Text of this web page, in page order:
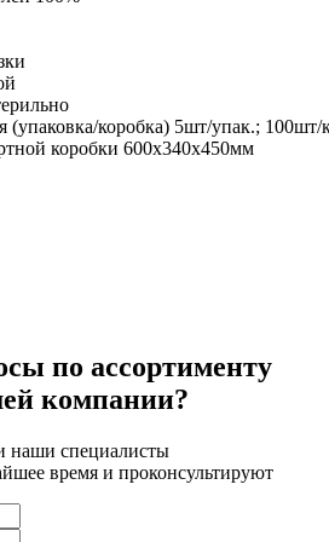
(упаковка/коробка) 5шт/упак.; 100шт/
коробки 600х340х450мм
по ассортименту
компании?
наши специалисты
время и проконсультируют